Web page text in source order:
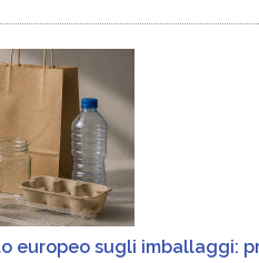
europeo sugli imballaggi: